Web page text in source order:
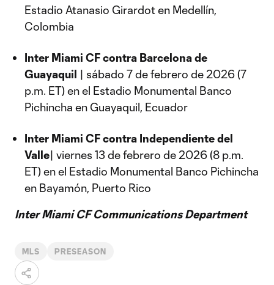
Estadio Atanasio Girardot en Medellín,
Colombia
Inter Miami CF contra Barcelona de
Guayaquil | sábado 7 de febrero de 2026 (7
p.m. ET) en el Estadio Monumental Banco
Pichincha en Guayaquil, Ecuador
Inter Miami CF contra Independiente del
Valle| viernes 13 de febrero de 2026 (8 p.m.
ET) en el Estadio Monumental Banco Pichincha
en Bayamón, Puerto Rico
Inter Miami CF Communications Department
MLS PRESEASON